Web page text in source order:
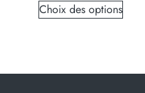
Choix des options